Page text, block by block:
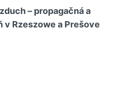
– propagačná a
v Rzeszowe a Prešove